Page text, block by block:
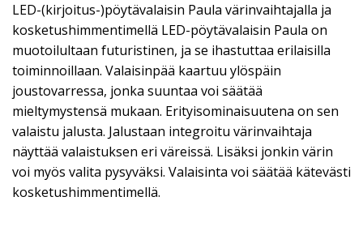
LED-(kirjoitus-)pöytävalaisin Paula värinvaihtajalla ja
kosketushimmentimellä LED-pöytävalaisin Paula on
muotoilultaan futuristinen, ja se ihastuttaa erilaisilla
toiminnoillaan. Valaisinpää kaartuu ylöspäin
joustovarressa, jonka suuntaa voi säätää
mieltymystensä mukaan. Erityisominaisuutena on sen
valaistu jalusta. Jalustaan integroitu värinvaihtaja
näyttää valaistuksen eri väreissä. Lisäksi jonkin värin
voi myös valita pysyväksi. Valaisinta voi säätää kätevästi
kosketushimmentimellä.